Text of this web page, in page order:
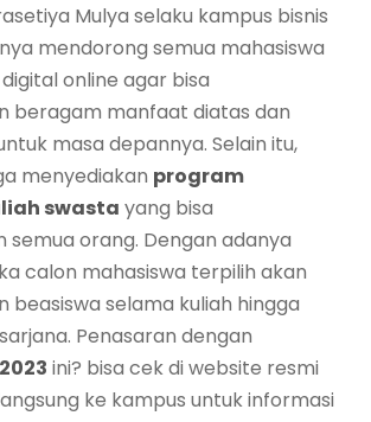
Mulya selaku kampus bisnis
mendorong semua mahasiswa
online agar bisa
beragam manfaat diatas dan
masa depannya. Selain itu,
menyediakan program
swasta yang bisa
semua orang. Dengan adanya
calon mahasiswa terpilih akan
beasiswa selama kuliah hingga
Penasaran dengan
ini? bisa cek di website resmi
ke kampus untuk informasi